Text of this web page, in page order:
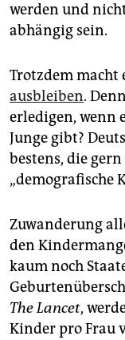
werden und
abhängig sein.
Trotzdem macht
ausbleiben.
erledigen, wenn
Junge gibt?
bestens, die gern
„demografische
Zuwanderung
den
kaum noch
The Lancet,
Kinder pro Frau